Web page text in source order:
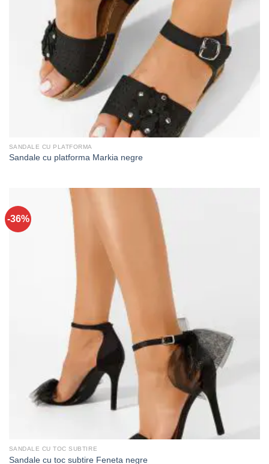
SANDALE CU PLATFORMA
Sandale cu platforma Markia negre
-36%
SANDALE CU TOC SUBTIRE
Sandale cu toc subtire Feneta negre